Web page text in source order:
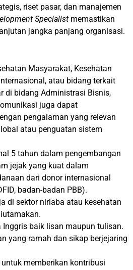
riset pasar, dan manajemen
Specialist memastikan
jangka panjang organisasi.
Masyarakat, Kesehatan
atau bidang terkait
di bidang Administrasi Bisnis,
juga dapat
pengalaman yang relevan
atau penguatan sistem
5 tahun dalam pengembangan
jejak yang kuat dalam
dari donor internasional
badan-badan PBB).
di sektor nirlaba atau kesehatan
Inggris baik lisan maupun tulisan.
yang ramah dan sikap berjejaring
memberikan kontribusi